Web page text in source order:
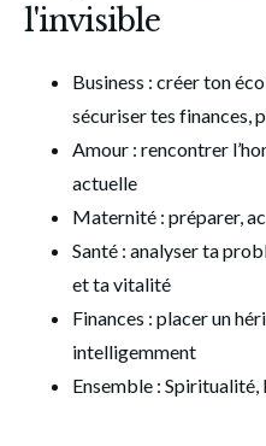
l'invisible
Business : créer ton
sécuriser tes finances,
Amour : rencontrer
actuelle
Maternité : préparer,
Santé : analyser ta
et ta vitalité
Finances : placer un
intelligemment
Ensemble : Spiritualité,